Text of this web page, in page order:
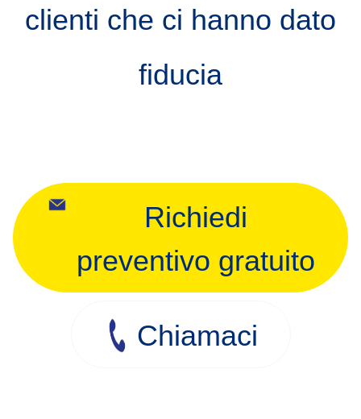
clienti che ci hanno dato
fiducia
Richiedi
preventivo gratuito
Chiamaci